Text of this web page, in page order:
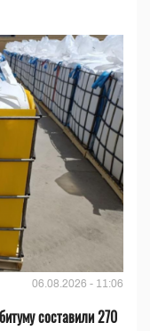
06.08.2026 - 11:06
составили 270